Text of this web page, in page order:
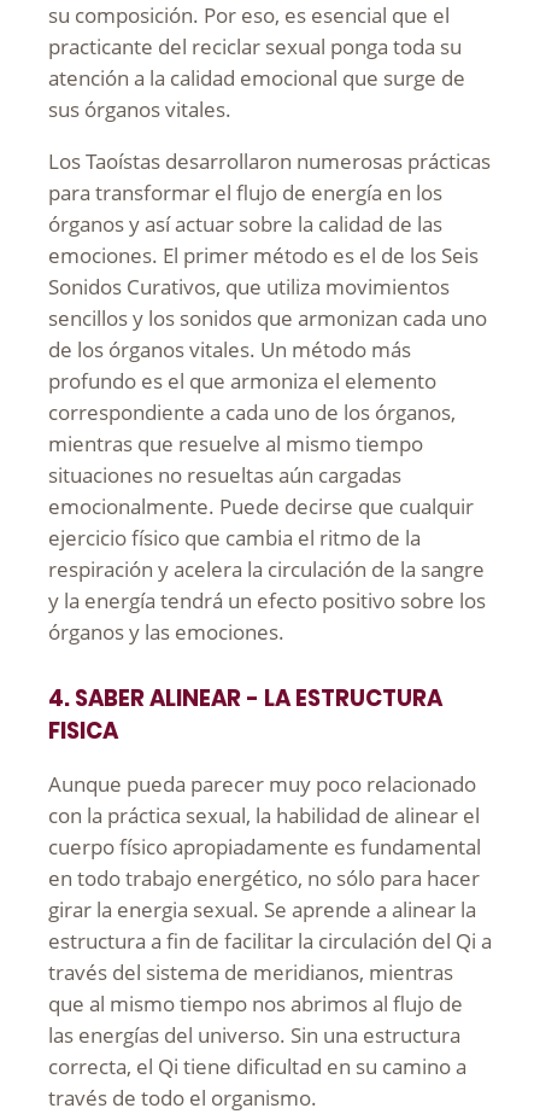
su composición. Por eso, es esencial que el
practicante del reciclar sexual ponga toda su
atención a la calidad emocional que surge de
sus órganos vitales.
Los Taoístas desarrollaron numerosas prácticas
para transformar el flujo de energía en los
órganos y así actuar sobre la calidad de las
emociones. El primer método es el de los Seis
Sonidos Curativos, que utiliza movimientos
sencillos y los sonidos que armonizan cada uno
de los órganos vitales. Un método más
profundo es el que armoniza el elemento
correspondiente a cada uno de los órganos,
mientras que resuelve al mismo tiempo
situaciones no resueltas aún cargadas
emocionalmente. Puede decirse que cualquir
ejercicio físico que cambia el ritmo de la
respiración y acelera la circulación de la sangre
y la energía tendrá un efecto positivo sobre los
órganos y las emociones.
4. SABER ALINEAR - LA ESTRUCTURA
FISICA
Aunque pueda parecer muy poco relacionado
con la práctica sexual, la habilidad de alinear el
cuerpo físico apropiadamente es fundamental
en todo trabajo energético, no sólo para hacer
girar la energia sexual. Se aprende a alinear la
estructura a fin de facilitar la circulación del Qi a
través del sistema de meridianos, mientras
que al mismo tiempo nos abrimos al flujo de
las energías del universo. Sin una estructura
correcta, el Qi tiene dificultad en su camino a
través de todo el organismo.